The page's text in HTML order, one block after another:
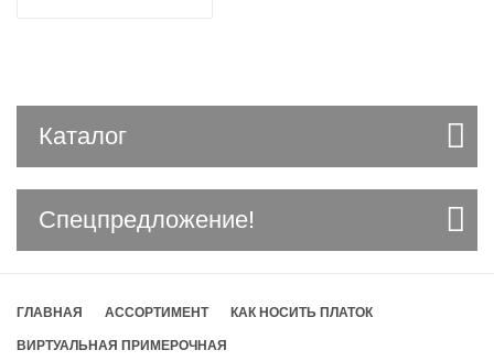
Каталог
Спецпредложение!
ГЛАВНАЯ АССОРТИМЕНТ КАК НОСИТЬ ПЛАТОК
ВИРТУАЛЬНАЯ ПРИМЕРОЧНАЯ